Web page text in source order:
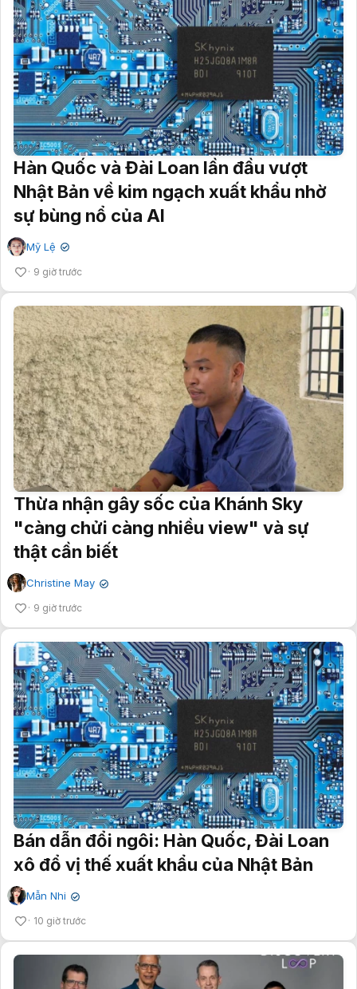
Hàn Quốc và Đài Loan lần đầu vượt
Nhật Bản về kim ngạch xuất khẩu nhờ
sự bùng nổ của AI
Mỹ Lệ ✔
9 giờ trước
Thừa nhận gây sốc của Khánh Sky
"càng chửi càng nhiều view" và sự
thật cần biết
Christine May ✔
9 giờ trước
Bán dẫn đổi ngôi: Hàn Quốc, Đài Loan
xô đổ vị thế xuất khẩu của Nhật Bản
Mẫn Nhi ✔
10 giờ trước